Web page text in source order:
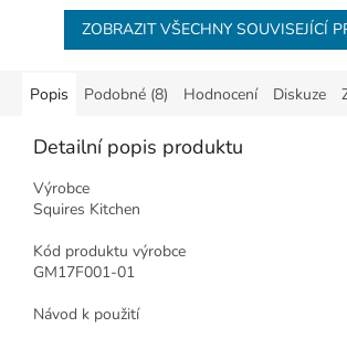
ZOBRAZIT VŠECHNY SOUVISEJÍCÍ
Popis Podobné (8) Hodnocení Diskuze
Detailní popis produktu
Výrobce
Squires Kitchen
Kód produktu výrobce
GM17F001-01
Návod k použití